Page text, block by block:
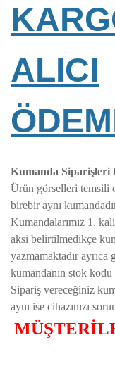
ALICI
Kumanda Siparişleri
Ürün görselleri temsili
birebir aynı
Kumandalarımız 1.
aksi belirtilmedikçe
yazmamaktadır
kumandanın stok
Sipariş vereceğiniz
aynı ise cihazınızı